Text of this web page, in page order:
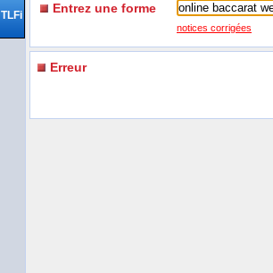
TLFi Entrez une forme
notices corrigées
Erreur